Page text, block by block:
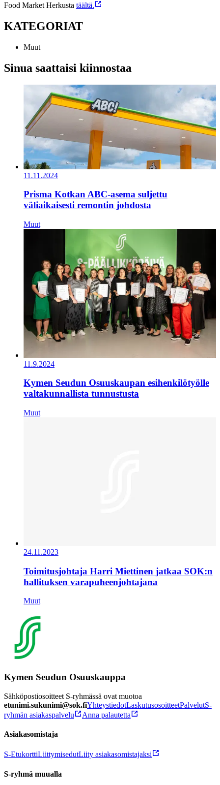
Food Market Herkusta täältä.
KATEGORIAT
Muut
Sinua saattaisi kiinnostaa
11.11.2024
Prisma Kotkan ABC-asema suljettu
väliaikaisesti remontin johdosta
Muut
11.9.2024
Kymen Seudun Osuuskaupan esihenkilötyölle
valtakunnallista tunnustusta
Muut
24.11.2023
Toimitusjohtaja Harri Miettinen jatkaa SOK:n
hallituksen varapuheenjohtajana
Muut
Kymen Seudun Osuuskauppa
Sähköpostiosoitteet S-ryhmässä ovat muotoa
etunimi.sukunimi@sok.fiYhteystiedotLaskutusosoitteetPalvelutS-
ryhmän asiakaspalvelu
Anna palautetta
Asiakasomistaja
S-EtukorttiLiittymisedutLiity asiakasomistajaksi
S-ryhmä muualla